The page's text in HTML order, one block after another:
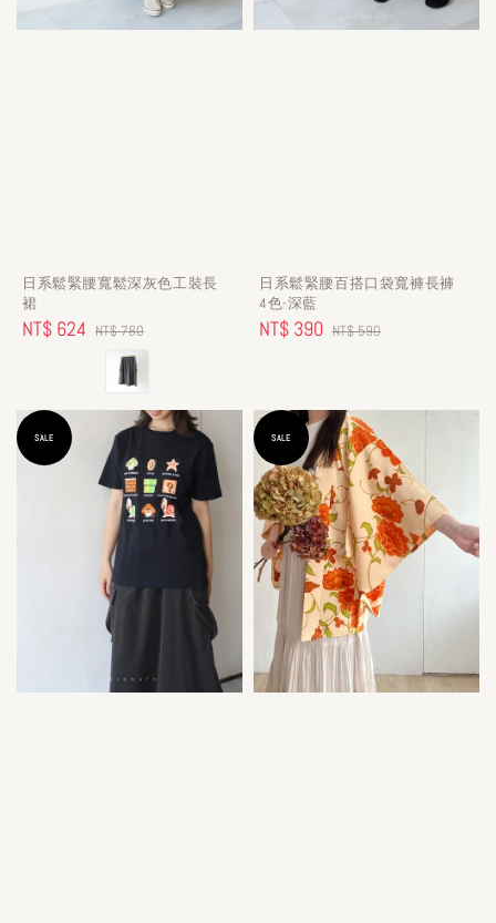
日系鬆緊腰寬鬆深灰色工裝長
裙
Sale
NT$ 624 Regular
price
NT$ 780
日系鬆緊腰百搭口袋寬褲長褲
4色-深藍
Sale
NT$ 390 Regular
NT$ 590
SALE SALE